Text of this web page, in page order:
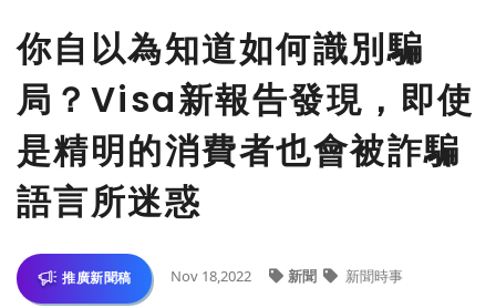
你自以為知道如何識別騙
局？Visa新報告發現，即使
是精明的消費者也會被詐騙
語言所迷惑
推廣新聞稿 Nov 18,2022 新聞 新聞時事